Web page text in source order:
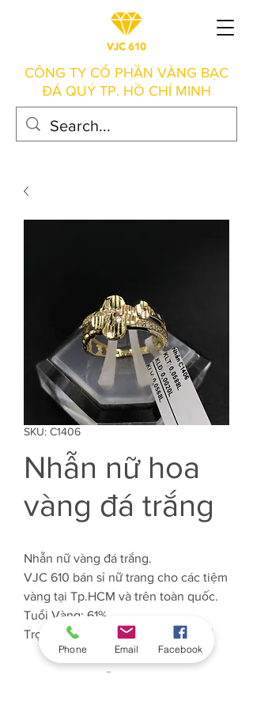
CÔNG TY CỔ PHẦN VÀNG BẠC
ĐÁ QUÝ TP. HỒ CHÍ MINH
SKU: C1406
Nhẫn nữ hoa
vàng đá trắng
Nhẫn nữ vàng đá trắng.
VJC 610 bán sỉ nữ trang cho các tiệm
vàng tại Tp.HCM và trên toàn quốc.
Tuổi Vàng: 61%
Trọng lượng Vàng: Khoảng 0.5 chỉ
Phone Email Facebook